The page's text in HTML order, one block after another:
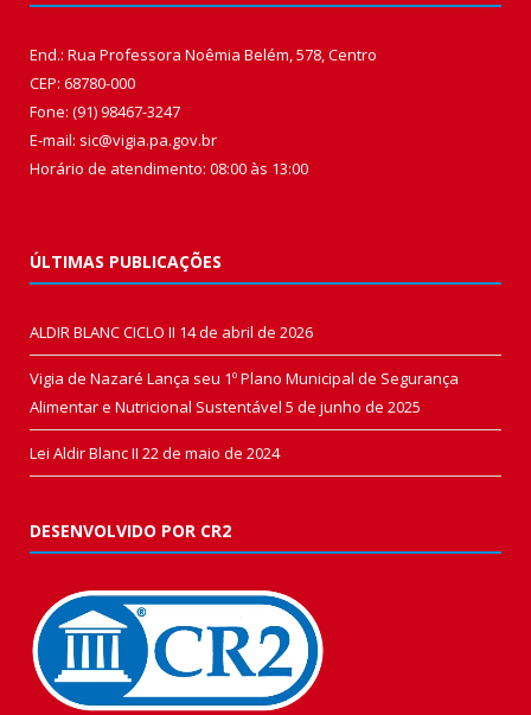
End.: Rua Professora Noêmia Belém, 578, Centro
CEP: 68780-000
Fone: (91) 98467-3247
E-mail: sic@vigia.pa.gov.br
Horário de atendimento: 08:00 às 13:00
ÚLTIMAS PUBLICAÇÕES
ALDIR BLANC CICLO II 14 de abril de 2026
Vigia de Nazaré Lança seu 1º Plano Municipal de Segurança
Alimentar e Nutricional Sustentável 5 de junho de 2025
Lei Aldir Blanc II 22 de maio de 2024
DESENVOLVIDO POR CR2